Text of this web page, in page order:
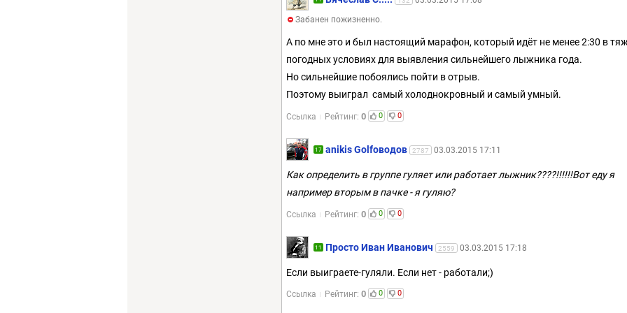
Забанен пожизненно.
А по мне это и был настоящий марафон, который идёт не менее 2:30 в
погодных условиях для выявления сильнейшего лыжника года.
Но сильнейшие побоялись пойти в отрыв.
Поэтому выиграл самый холоднокровный и самый умный.
Ссылка Рейтинг: 0 0 0
17 anikis Golfоводов 2787 03.03.2015 17:11
Как определить в группе гуляет или работает лыжник????!!!!!!Вот еду я
например вторым в пачке - я гуляю?
Ссылка Рейтинг: 0 0 0
11 Просто Иван Иванович 2559 03.03.2015 17:18
Если выиграете-гуляли. Если нет - работали;)
Ссылка Рейтинг: 0 0 0